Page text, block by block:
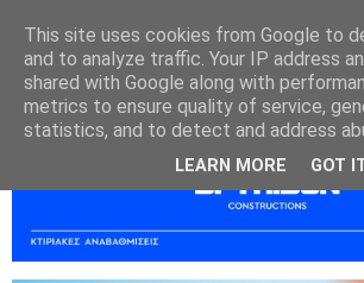
This site uses cookies from Google to
and to analyze traffic. Your IP address
shared with Google along with
metrics to ensure quality of service,
statistics, and to detect and address
LEARN MORE GOT